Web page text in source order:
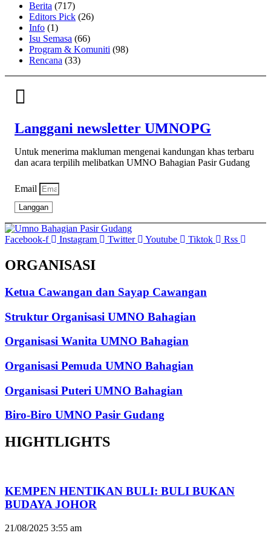
Berita (717)
Editors Pick (26)
Info (1)
Isu Semasa (66)
Program & Komuniti (98)
Rencana (33)
Langgani newsletter UMNOPG
Untuk menerima makluman mengenai kandungan khas terbaru
dan acara terpilih melibatkan UMNO Bahagian Pasir Gudang
Email
Langgan
Facebook-f Instagram Twitter Youtube Tiktok Rss
ORGANISASI
Ketua Cawangan dan Sayap Cawangan
Struktur Organisasi UMNO Bahagian
Organisasi Wanita UMNO Bahagian
Organisasi Pemuda UMNO Bahagian
Organisasi Puteri UMNO Bahagian
Biro-Biro UMNO Pasir Gudang
HIGHTLIGHTS
KEMPEN HENTIKAN BULI: BULI BUKAN
BUDAYA JOHOR
21/08/2025 3:55 am